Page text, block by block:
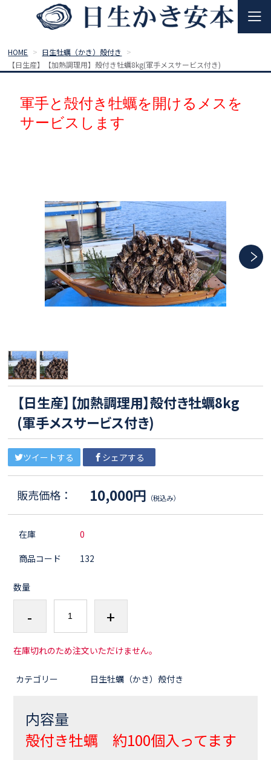
HOME
日生牡蠣（かき）殻付き
【日生産】【加熱調理用】殻付き牡蠣8kg(軍手メスサービス付き)
軍手と殻付き牡蠣を開けるメスを
サービスします
【日生産】【加熱調理用】殻付き牡蠣8kg
(軍手メスサービス付き)
ツイートする シェアする
販売価格： 10,000円 （税込み）
在庫
0
商品コード
132
数量
- +
在庫切れのため注文いただけません。
カテゴリー 日生牡蠣（かき）殻付き
内容量
殻付き牡蠣 約100個入ってます